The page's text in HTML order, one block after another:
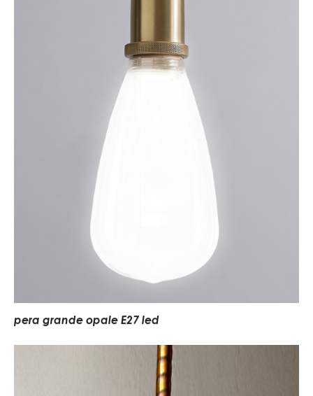
pera grande opale E27 led